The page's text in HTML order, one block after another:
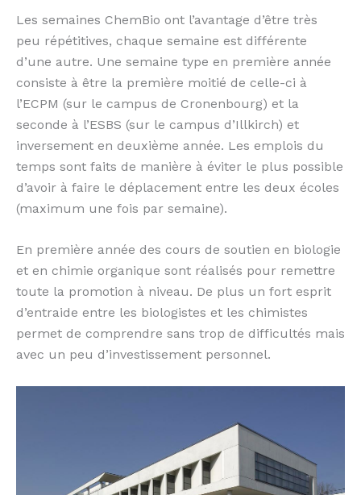
Les semaines ChemBio ont l’avantage d’être très
peu répétitives, chaque semaine est différente
d’une autre. Une semaine type en première année
consiste à être la première moitié de celle-ci à
l’ECPM (sur le campus de Cronenbourg) et la
seconde à l’ESBS (sur le campus d’Illkirch) et
inversement en deuxième année. Les emplois du
temps sont faits de manière à éviter le plus possible
d’avoir à faire le déplacement entre les deux écoles
(maximum une fois par semaine).
En première année des cours de soutien en biologie
et en chimie organique sont réalisés pour remettre
toute la promotion à niveau. De plus un fort esprit
d’entraide entre les biologistes et les chimistes
permet de comprendre sans trop de difficultés mais
avec un peu d’investissement personnel.